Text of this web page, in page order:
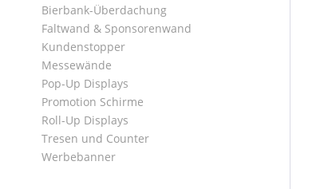
Bierbank-Überdachung
Faltwand & Sponsorenwand
Kundenstopper
Messewände
Pop-Up Displays
Promotion Schirme
Roll-Up Displays
Tresen und Counter
Werbebanner